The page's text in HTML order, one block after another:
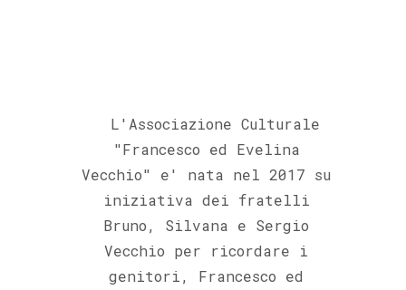
L'Associazione Culturale
"Francesco ed Evelina
Vecchio" e' nata nel 2017 su
iniziativa dei fratelli
Bruno, Silvana e Sergio
Vecchio per ricordare i
genitori, Francesco ed